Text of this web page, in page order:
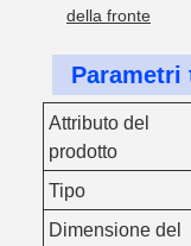
della fronte
Parametri
Attributo del
prodotto
Tipo
Dimensione del